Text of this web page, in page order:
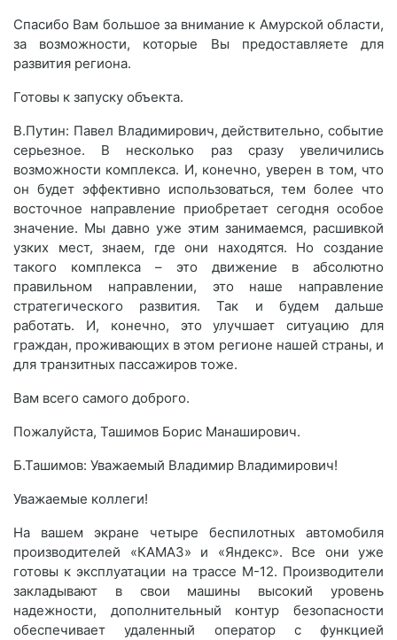
Спасибо Вам большое за внимание к Амурской области,
за возможности, которые Вы предоставляете для
развития региона.
Готовы к запуску объекта.
В.Путин: Павел Владимирович, действительно, событие
серьезное. В несколько раз сразу увеличились
возможности комплекса. И, конечно, уверен в том, что
он будет эффективно использоваться, тем более что
восточное направление приобретает сегодня особое
значение. Мы давно уже этим занимаемся, расшивкой
узких мест, знаем, где они находятся. Но создание
такого комплекса – это движение в абсолютно
правильном направлении, это наше направление
стратегического развития. Так и будем дальше
работать. И, конечно, это улучшает ситуацию для
граждан, проживающих в этом регионе нашей страны, и
для транзитных пассажиров тоже.
Вам всего самого доброго.
Пожалуйста, Ташимов Борис Манаширович.
Б.Ташимов: Уважаемый Владимир Владимирович!
Уважаемые коллеги!
На вашем экране четыре беспилотных автомобиля
производителей «КАМАЗ» и «Яндекс». Все они уже
готовы к эксплуатации на трассе М-12. Производители
закладывают в свои машины высокий уровень
надежности, дополнительный контур безопасности
обеспечивает удаленный оператор с функцией